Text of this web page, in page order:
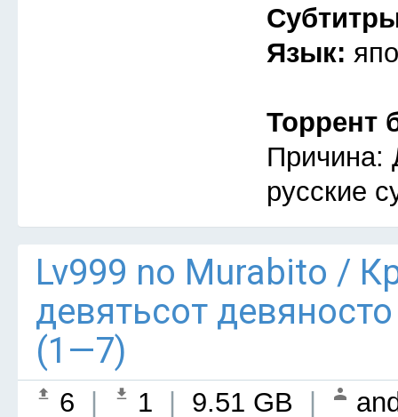
Язык:
Торрент
Причина:
русские
Lv999 no Murabito /
девятьсот
(1—7)
6 1 9.51 GB